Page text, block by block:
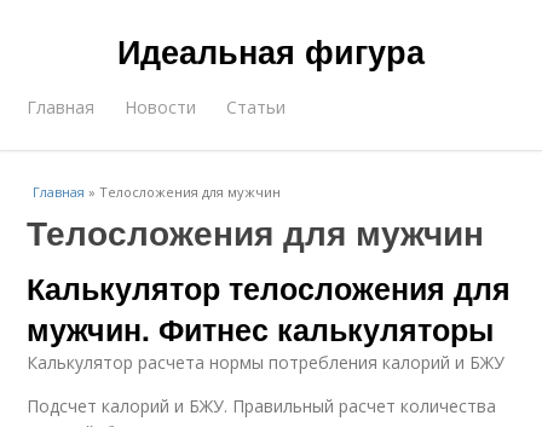
Идеальная фигура
Главная Новости Статьи
Главная »Телосложения для мужчин
Телосложения для мужчин
Калькулятор телосложения для
мужчин. Фитнес калькуляторы
Калькулятор расчета нормы потребления калорий и БЖУ
Подсчет калорий и БЖУ. Правильный расчет количества